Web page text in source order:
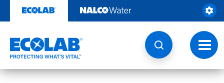
contenu​​​​​​​
à